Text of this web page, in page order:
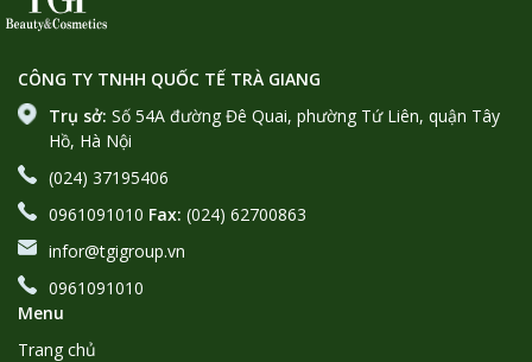
CÔNG TY TNHH QUỐC TẾ TRÀ GIANG
Trụ sở: Số 54A đường Đê Quai, phường Tứ Liên, quận Tây
Hồ, Hà Nội
(024) 37195406
0961091010 Fax: (024) 62700863
infor@tgigroup.vn
0961091010
Menu
Trang chủ